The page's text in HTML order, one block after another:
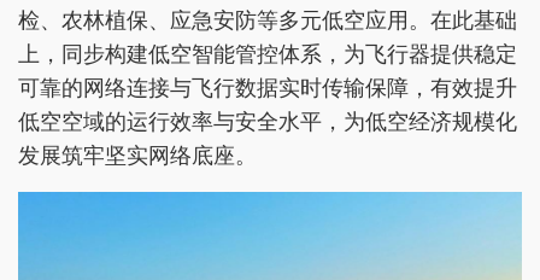
检、农林植保、应急安防等多元低空应用。在此基础
上，同步构建低空智能管控体系，为飞行器提供稳定
可靠的网络连接与飞行数据实时传输保障，有效提升
低空空域的运行效率与安全水平，为低空经济规模化
发展筑牢坚实网络底座。